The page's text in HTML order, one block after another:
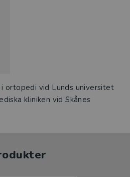
ortopedi vid Lunds universitet
kliniken vid Skånes